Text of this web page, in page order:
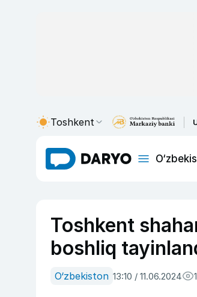
Toshkent
Toshkent
boshliq
O‘zbekiston 13:10 / 11.06.2024